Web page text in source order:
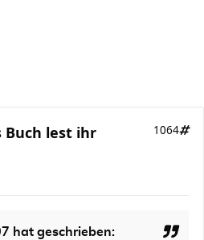
Buch lest ihr
1064
hat geschrieben: